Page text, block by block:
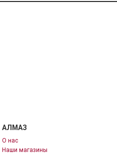
АЛМАЗ
О нас
Наши магазины